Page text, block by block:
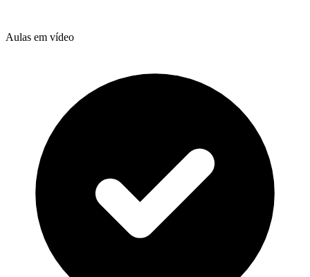
Aulas em vídeo